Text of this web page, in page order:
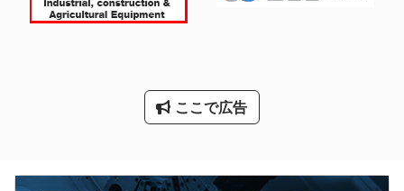
大きな トラック
電気パレット トラック
ここで広告